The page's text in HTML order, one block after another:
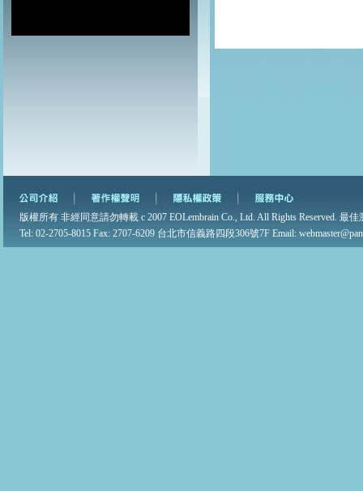
版權所有 非經同意請勿轉載 c 2007 EOLembrain Co., Ltd. All Rights Reserved. 最佳
Tel: 02-2705-8015 Fax: 2707-6209 台北市信義路四段306號7F Email: